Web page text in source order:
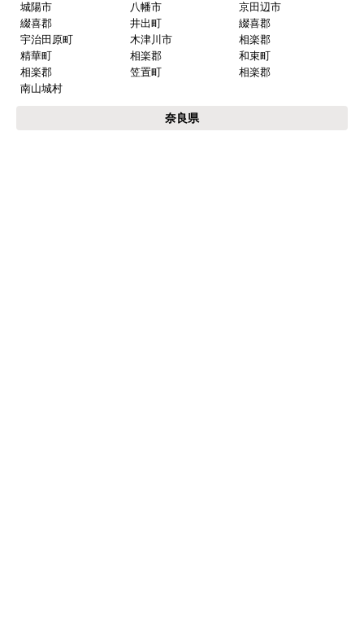
城陽市
八幡市
京田辺市
綴喜郡
井出町
綴喜郡
宇治田原町
木津川市
相楽郡
精華町
相楽郡
和束町
相楽郡
笠置町
相楽郡
南山城村
奈良県